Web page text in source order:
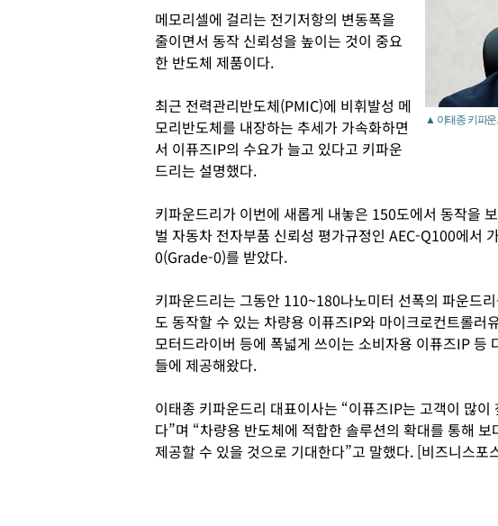
▲ 이태종 키파
메모리셀에 걸리는 전기저항의 변동폭을
줄이면서 동작 신뢰성을 높이는 것이 중요
한 반도체 제품이다.
최근 전력관리반도체(PMIC)에 비휘발성 메
모리반도체를 내장하는 추세가 가속화하면
서 이퓨즈IP의 수요가 늘고 있다고 키파운
드리는 설명했다.
키파운드리가 이번에 새롭게 내놓은 150도에서 동작을
벌 자동차 전자부품 신뢰성 평가규정인 AEC-Q100에서
0(Grade-0)를 받았다.
키파운드리는 그동안 110~180나노미터 선폭의 파운드
도 동작할 수 있는 차량용 이퓨즈IP와 마이크로컨트롤러
모터드라이버 등에 폭넓게 쓰이는 소비자용 이퓨즈IP 등
들에 제공해왔다.
이태종 키파운드리 대표이사는 “이퓨즈IP는 고객이 많
다”며 “차량용 반도체에 적합한 솔루션의 확대를 통해
제공할 수 있을 것으로 기대한다”고 말했다. [비즈니스포